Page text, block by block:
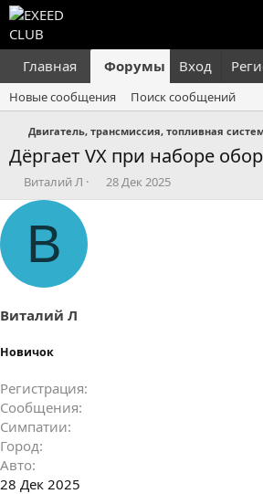
Главная Форумы Что
Вход
Новые сообщения Поиск сообщений
Двигатель, трансмиссия, топливная
Дёргает VX при наборе
А
в
е
ы
Виталий Л
Д
а
28 Дек 2025
В
Виталий Л
Новичок
Регистрация
Сообщения
Симпатии
Город
Авто
28 Дек 2025